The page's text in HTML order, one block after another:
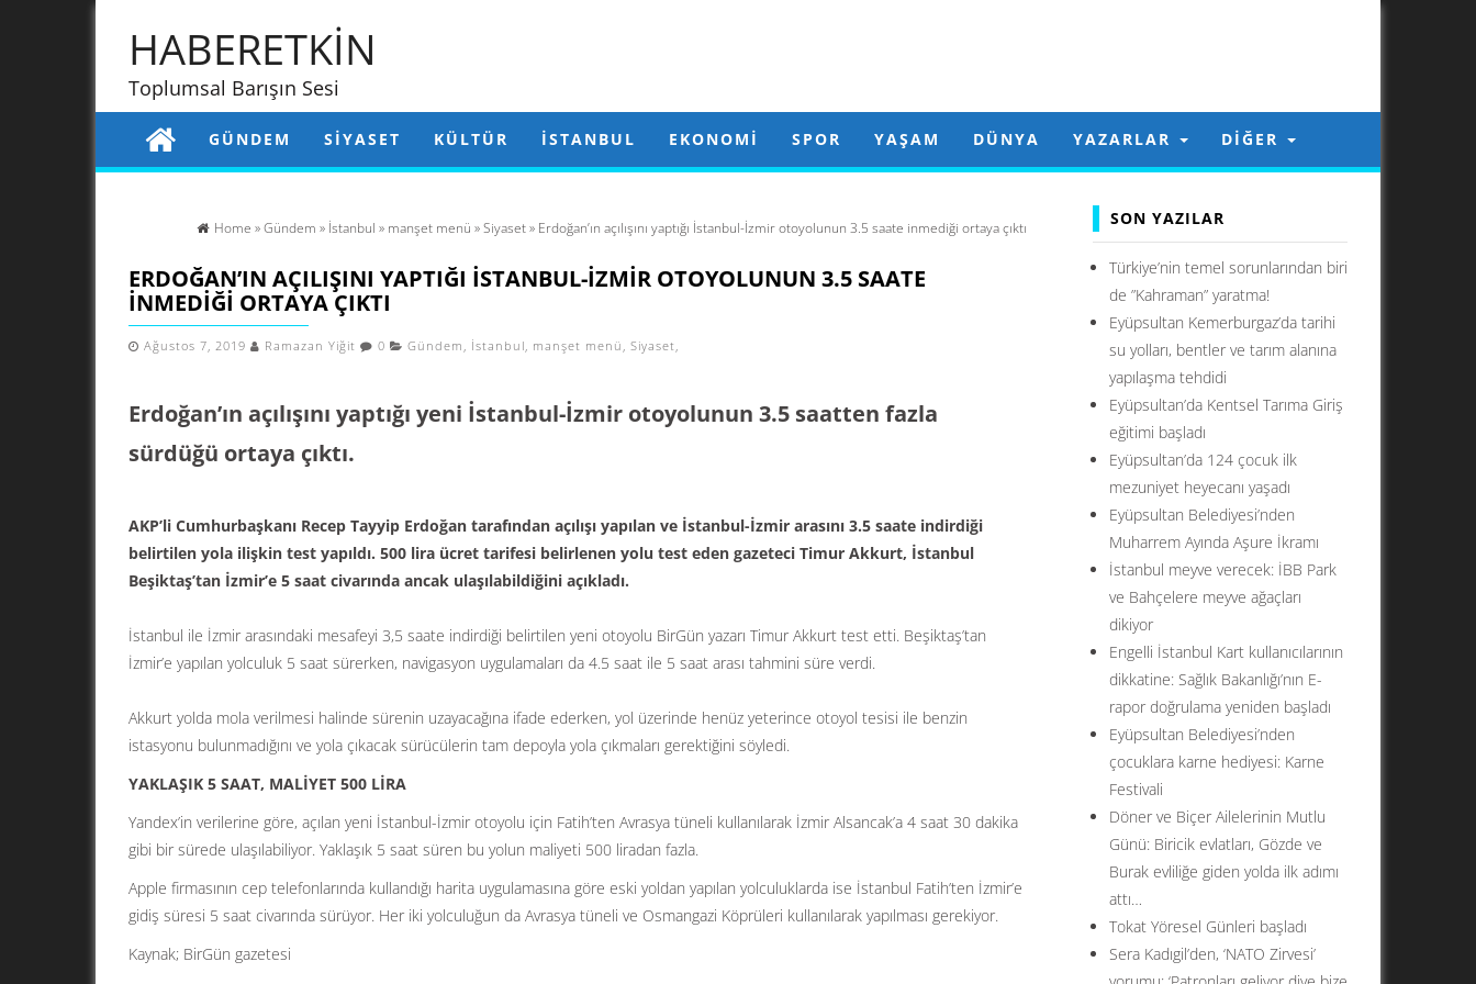
HABERETKİN
Toplumsal Barışın Sesi
GÜNDEM SIYASET KÜLTÜR İSTANBUL EKONOMI SPOR YAŞAM DÜNYA YAZARLAR DIĞER
Home »Gündem » İstanbul » manşet menü »Siyaset» Erdoğan’ın açılışını yaptığı İstanbul-İzmir otoyolunun 3.5 saate inmediği ortaya çıktı
ERDOĞAN’IN AÇILIŞINI YAPTIĞI İSTANBUL-İZMIR OTOYOLUNUN 3.5 SAATE
INMEDIĞI ORTAYA ÇIKTI
Ağustos 7, 2019 Ramazan Yiğit 0 Gündem , İstanbul, manşet menü , Siyaset,
Erdoğan’ın açılışını yaptığı yeni İstanbul-İzmir otoyolunun 3.5 saatten fazla
sürdüğü ortaya çıktı.
AKP’li Cumhurbaşkanı Recep Tayyip Erdoğan tarafından açılışı yapılan ve İstanbul-İzmir arasını 3.5 saate indirdiği
belirtilen yola ilişkin test yapıldı. 500 lira ücret tarifesi belirlenen yolu test eden gazeteci Timur Akkurt, İstanbul
Beşiktaş’tan İzmir’e 5 saat civarında ancak ulaşılabildiğini açıkladı.
İstanbul ile İzmir arasındaki mesafeyi 3,5 saate indirdiği belirtilen yeni otoyolu BirGün yazarı Timur Akkurt test etti. Beşiktaş’tan
İzmir’e yapılan yolculuk 5 saat sürerken, navigasyon uygulamaları da 4.5 saat ile 5 saat arası tahmini süre verdi.
Akkurt yolda mola verilmesi halinde sürenin uzayacağına ifade ederken, yol üzerinde henüz yeterince otoyol tesisi ile benzin
istasyonu bulunmadığını ve yola çıkacak sürücülerin tam depoyla yola çıkmaları gerektiğini söyledi.
YAKLAŞIK 5 SAAT, MALİYET 500 LİRA
Yandex’in verilerine göre, açılan yeni İstanbul-İzmir otoyolu için Fatih’ten Avrasya tüneli kullanılarak İzmir Alsancak’a 4 saat 30 dakika
gibi bir sürede ulaşılabiliyor. Yaklaşık 5 saat süren bu yolun maliyeti 500 liradan fazla.
Apple firmasının cep telefonlarında kullandığı harita uygulamasına göre eski yoldan yapılan yolculuklarda ise İstanbul Fatih’ten İzmir’e
gidiş süresi 5 saat civarında sürüyor. Her iki yolculuğun da Avrasya tüneli ve Osmangazi Köprüleri kullanılarak yapılması gerekiyor.
Kaynak; BirGün gazetesi
SON YAZILAR
Türkiye’nin temel sorunlarından biri
de ”Kahraman” yaratma!
Eyüpsultan Kemerburgaz’da tarihi
su yolları, bentler ve tarım alanına
yapılaşma tehdidi
Eyüpsultan’da Kentsel Tarıma Giriş
eğitimi başladı
Eyüpsultan’da 124 çocuk ilk
mezuniyet heyecanı yaşadı
Eyüpsultan Belediyesi’nden
Muharrem Ayında Aşure İkramı
İstanbul meyve verecek: İBB Park
ve Bahçelere meyve ağaçları
dikiyor
Engelli İstanbul Kart kullanıcılarının
dikkatine: Sağlık Bakanlığı’nın E-
rapor doğrulama yeniden başladı
Eyüpsultan Belediyesi’nden
çocuklara karne hediyesi: Karne
Festivali
Döner ve Biçer Ailelerinin Mutlu
Günü: Biricik evlatları, Gözde ve
Burak evliliğe giden yolda ilk adımı
attı…
Tokat Yöresel Günleri başladı
Sera Kadıgil’den, ‘NATO Zirvesi’